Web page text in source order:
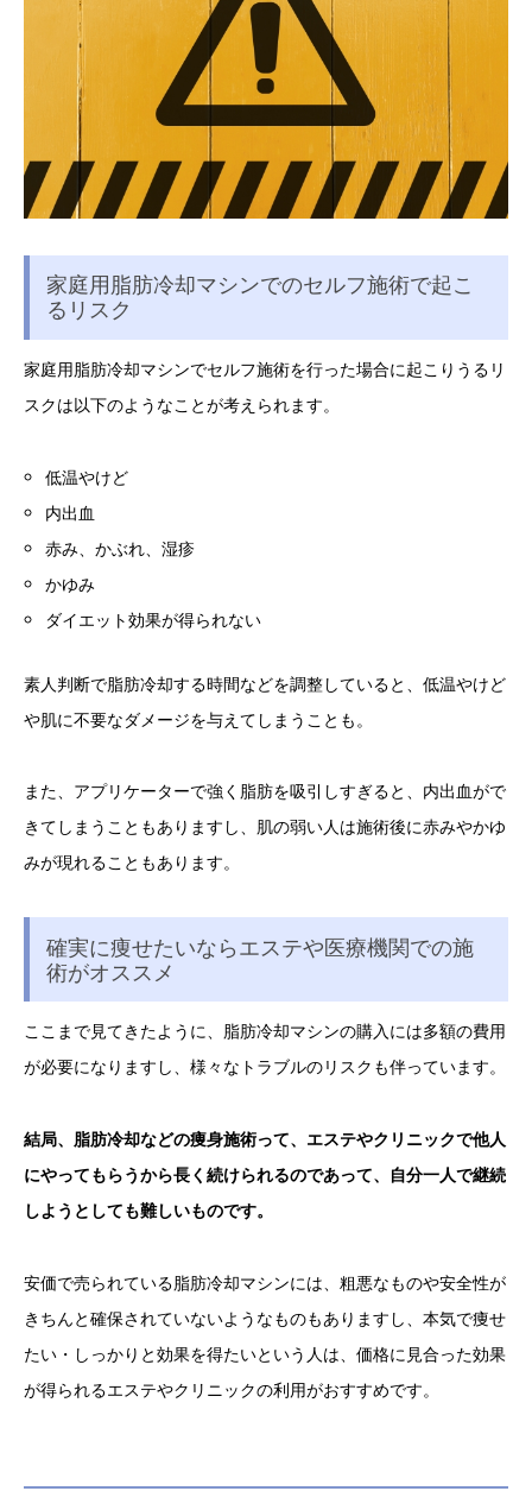
家庭用脂肪冷却マシンでのセルフ施術で起こ
るリスク
家庭用脂肪冷却マシンでセルフ施術を行った場合に起こりうるリ
スクは以下のようなことが考えられます。
低温やけど
内出血
赤み、かぶれ、湿疹
かゆみ
ダイエット効果が得られない
素人判断で脂肪冷却する時間などを調整していると、低温やけど
や肌に不要なダメージを与えてしまうことも。
また、アプリケーターで強く脂肪を吸引しすぎると、内出血がで
きてしまうこともありますし、肌の弱い人は施術後に赤みやかゆ
みが現れることもあります。
確実に痩せたいならエステや医療機関での施
術がオススメ
ここまで見てきたように、脂肪冷却マシンの購入には多額の費用
が必要になりますし、様々なトラブルのリスクも伴っています。
結局、脂肪冷却などの痩身施術って、エステやクリニックで他人
にやってもらうから長く続けられるのであって、自分一人で継続
しようとしても難しいものです。
安価で売られている脂肪冷却マシンには、粗悪なものや安全性が
きちんと確保されていないようなものもありますし、本気で痩せ
たい・しっかりと効果を得たいという人は、価格に見合った効果
が得られるエステやクリニックの利用がおすすめです。